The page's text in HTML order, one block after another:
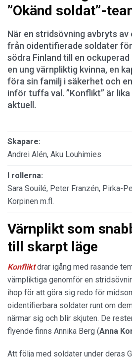
”Okänd soldat”-
När en stridsövning avbryts
från oidentifierade soldater
södra Finland till en
en ung värnpliktig kvinna, en
föra sin familj i säkerhet och
inför tuffa val. ”Konflikt” är
aktuell.
Skapare:
Andrei Alén, Aku Louhimies
I rollerna:
Sara Souilé, Peter Franzén, Pirka-
Korpinen m.fl.
Värnplikt som
till skarpt läge
Konfliktdrar igång med rasande
värnpliktiga genomför en
ihop för att göra sig redo för
oidentifierbara soldater runt om
närmar sig och blir skjuten. De
flyende finns Annika Berg (Anna
Att följa med soldater under deras